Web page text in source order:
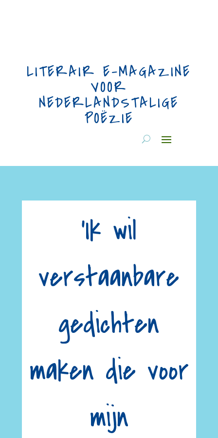
LITERAIR E-MAGAZINE
VOOR
NEDERLANDSTALIGE
POËZIE
‘Ik wil
verstaanbare
gedichten
maken die voor
mijn